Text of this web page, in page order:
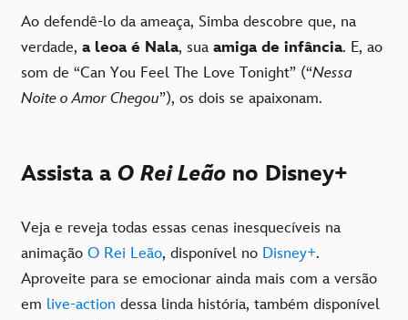
Ao defendê-lo da ameaça, Simba descobre que, na
verdade, a leoa é Nala, sua amiga de infância. E, ao
som de “Can You Feel The Love Tonight” (“Nessa
Noite o Amor Chegou”), os dois se apaixonam.
Assista a O Rei Leão no Disney+
Veja e reveja todas essas cenas inesquecíveis na
animação O Rei Leão, disponível no Disney+.
Aproveite para se emocionar ainda mais com a versão
em live-action dessa linda história, também disponível